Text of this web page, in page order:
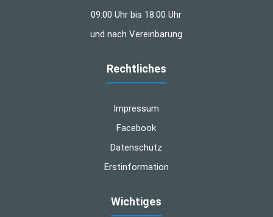
09:00 Uhr bis 18:00 Uhr
und nach Vereinbarung
Rechtliches
Impressum
Facebook
Datenschutz
Erstinformation
Wichtiges